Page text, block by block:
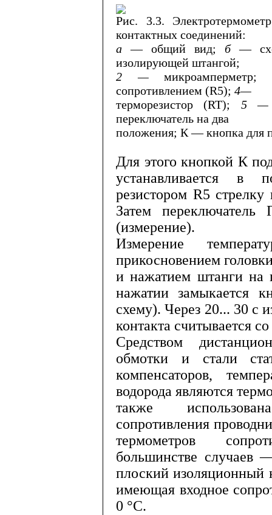
Рис. 3.3.
контакт­ных соединений:
а— общий вид; б—
изолирующей штангой;
2 —микроамперметр;
сопротивлением (R5); 4—
терморезистор (RT); 5
переключатель на два
положения; К — кнопка для
Для этого кнопкой К
устанавливается
резистором R5 стрелку
Затем
(измерение).
Измерение
прикоснове­нием
и нажатием штан­ги на
нажатии замыкается
схему). Через 20... 30 с
контакта считывается
Средством
обмотки и стали
компенсаторов,
водорода являются
также
сопротивления
тер­мометров
большинстве случаев
плоский изоляционный
имеющая входное
0 °С.